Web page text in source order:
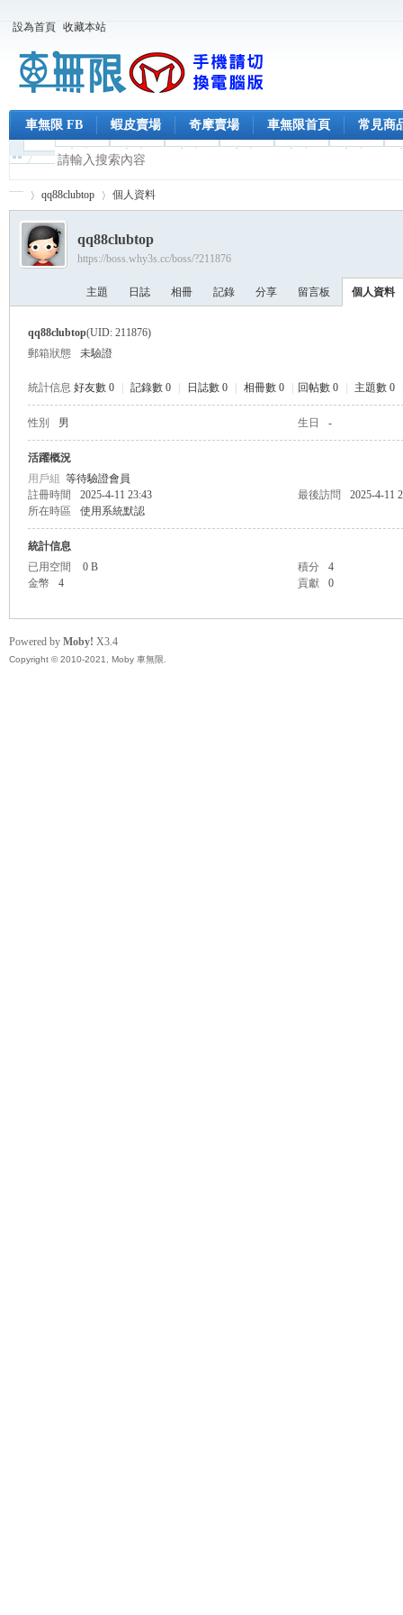
設為首頁 收藏本站
車無限 FB 蝦皮賣場 奇摩賣場 車無限首頁 常見商
›
qq88clubtop 個人資料
qq88clubtop
https://boss.why3s.cc/boss/?211876
主題 日誌 相冊 記錄 分享 留言板 個人資料
qq88clubtop(UID: 211876)
郵箱狀態
未驗證
統計信息 好友數 0 記錄數 0 日誌數 0 相冊數 0 回帖數 0 主題數 0
性別 男 生日 -
活躍概況
用戶組 等待驗證會員
註冊時間
2025-4-11 23:43 最後訪問
2025-4-11
所在時區
使用系統默認
統計信息
已用空間
0 B 積分
4
金幣
4 貢獻 0
Powered by Moby! X3.4
Copyright © 2010-2021, Moby 車無限.